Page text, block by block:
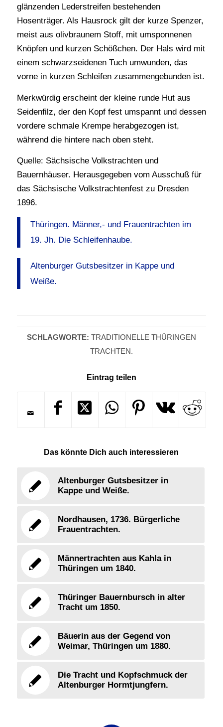
glänzenden Lederstreifen bestehenden
Hosenträger. Als Hausrock gilt der kurze Spenzer,
meist aus olivbraunem Stoff, mit umsponnenen
Knöpfen und kurzen Schößchen. Der Hals wird mit
einem schwarzseidenen Tuch umwunden, das
vorne in kurzen Schleifen zusammengebunden ist.
Merkwürdig erscheint der kleine runde Hut aus
Seidenfilz, der den Kopf fest umspannt und dessen
vordere schmale Krempe herabgezogen ist,
während die hintere nach oben steht.
Quelle: Sächsische Volkstrachten und
Bauernhäuser. Herausgegeben vom Ausschuß für
das Sächsische Volkstrachtenfest zu Dresden
1896.
Thüringen. Männer,- und Frauentrachten im
19. Jh. Die Schleifenhaube.
Altenburger Gutsbesitzer in Kappe und
Weiße.
SCHLAGWORTE: TRADITIONELLE THÜRINGEN
TRACHTEN.
Eintrag teilen
Das könnte Dich auch interessieren
Altenburger Gutsbesitzer in
Kappe und Weiße.
Nordhausen, 1736. Bürgerliche
Frauentrachten.
Männertrachten aus Kahla in
Thüringen um 1840.
Thüringer Bauernbursch in alter
Tracht um 1850.
Bäuerin aus der Gegend von
Weimar, Thüringen um 1880.
Die Tracht und Kopfschmuck der
Altenburger Hormtjungfern.